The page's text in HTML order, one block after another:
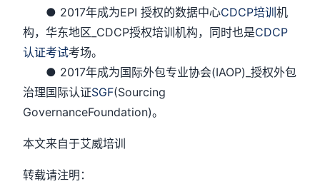
● 2017年成为EPI 授权的数据中心CDCP培训机
构，华东地区_CDCP授权培训机构，同时也是CDCP
认证考试考场。
● 2017年成为国际外包专业协会(IAOP)_授权外包
治理国际认证SGF(Sourcing
GovernanceFoundation)。
本文来自于艾威培训
转载请注明：